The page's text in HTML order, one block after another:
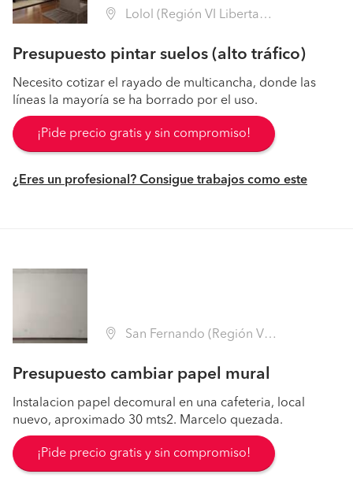
Lolol (Región VI Libertador B. O'Higgins - Colchagua)
Presupuesto pintar suelos (alto tráfico)
Necesito cotizar el rayado de multicancha, donde las
líneas la mayoría se ha borrado por el uso.
¡Pide precio gratis y sin compromiso!
¿Eres un profesional? Consigue trabajos como este
San Fernando (Región VI Libertador B. O'Higgins - Colchagua)
Presupuesto cambiar papel mural
Instalacion papel decomural en una cafeteria, local
nuevo, aproximado 30 mts2. Marcelo quezada.
¡Pide precio gratis y sin compromiso!